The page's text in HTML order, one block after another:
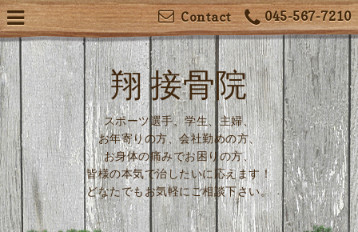
045-567-7210
Contact
翔 接骨院
スポーツ選手、学生、主婦、
お年寄りの方、会社勤めの方、
お身体の痛みでお困りの方、
皆様の本気で治したいに応えます！
どなたでもお気軽にご相談下さい。